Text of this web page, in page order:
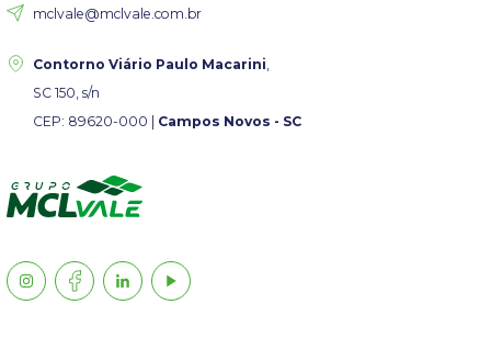
mclvale@mclvale.com.br
Contorno Viário Paulo Macarini,
SC 150, s/n
CEP: 89620-000 | Campos Novos - SC